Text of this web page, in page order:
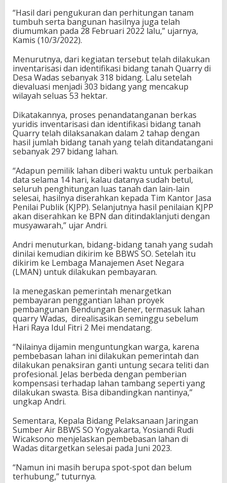
“Hasil dari pengukuran dan perhitungan tanam
tumbuh serta bangunan hasilnya juga telah
diumumkan pada 28 Februari 2022 lalu,” ujarnya,
Kamis (10/3/2022).
Menurutnya, dari kegiatan tersebut telah dilakukan
inventarisasi dan identifikasi bidang tanah Quarry di
Desa Wadas sebanyak 318 bidang. Lalu setelah
dievaluasi menjadi 303 bidang yang mencakup
wilayah seluas 53 hektar.
Dikatakannya, proses penandatanganan berkas
yuridis inventarisasi dan identifikasi bidang tanah
Quarry telah dilaksanakan dalam 2 tahap dengan
hasil jumlah bidang tanah yang telah ditandatangani
sebanyak 297 bidang lahan.
“Adapun pemilik lahan diberi waktu untuk perbaikan
data selama 14 hari, kalau datanya sudah betul,
seluruh penghitungan luas tanah dan lain-lain
selesai, hasilnya diserahkan kepada Tim Kantor Jasa
Penilai Publik (KJPP). Selanjutnya hasil penilaian KJPP
akan diserahkan ke BPN dan ditindaklanjuti dengan
musyawarah,” ujar Andri.
Andri menuturkan, bidang-bidang tanah yang sudah
dinilai kemudian dikirim ke BBWS SO. Setelah itu
dikirim ke Lembaga Manajemen Aset Negara
(LMAN) untuk dilakukan pembayaran.
Ia menegaskan pemerintah menargetkan
pembayaran penggantian lahan proyek
pembangunan Bendungan Bener, termasuk lahan
quarry Wadas, direalisasikan seminggu sebelum
Hari Raya Idul Fitri 2 Mei mendatang.
“Nilainya dijamin menguntungkan warga, karena
pembebasan lahan ini dilakukan pemerintah dan
dilakukan penaksiran ganti untung secara teliti dan
profesional. Jelas berbeda dengan pemberian
kompensasi terhadap lahan tambang seperti yang
dilakukan swasta. Bisa dibandingkan nantinya,”
ungkap Andri.
Sementara, Kepala Bidang Pelaksanaan Jaringan
Sumber Air BBWS SO Yogyakarta, Yosiandi Rudi
Wicaksono menjelaskan pembebasan lahan di
Wadas ditargetkan selesai pada Juni 2023.
“Namun ini masih berupa spot-spot dan belum
terhubung,” tuturnya.